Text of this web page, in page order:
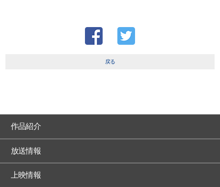
戻る
作品紹介
放送情報
上映情報